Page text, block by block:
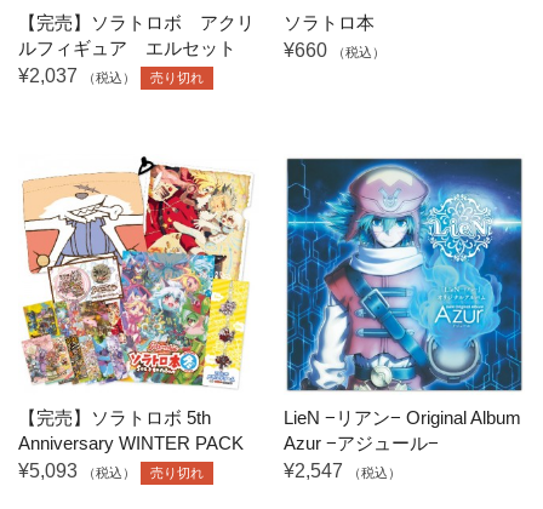
【完売】ソラトロボ アクリ
ルフィギュア エルセット
¥2,037
（税込） 売り切れ
ソラトロ本
¥660
（税込）
【完売】ソラトロボ 5th
Anniversary WINTER PACK
¥5,093
（税込） 売り切れ
LieN −リアン− Original Album
Azur −アジュール−
¥2,547
（税込）